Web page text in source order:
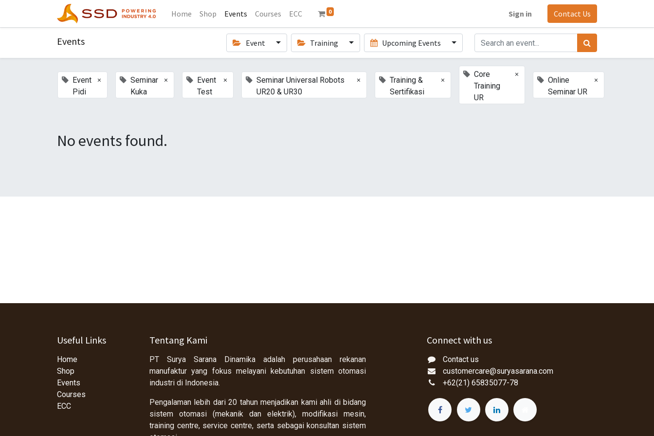
Home Shop Events Courses ECC 0 Sign in Contact Us
Events Event Training Upcoming Events
Event
Pidi
×
Seminar
Kuka
×
Event
Test
×
Seminar Universal Robots
UR20 & UR30
×
Training &
Sertifikasi
×
Core
Training
UR
×
Online
Seminar UR
×
No events found.
Useful Links
Home
Shop
Events
Courses
ECC
Tentang Kami
PT Surya Sarana Dinamika adalah perusahaan rekanan
manufaktur yang fokus melayani kebutuhan sistem otomasi
industri di Indonesia.
Pengalaman lebih dari 20 tahun menjadikan kami ahli di bidang
sistem otomasi (mekanik dan elektrik), modifikasi mesin,
training centre, service centre, serta sebagai konsultan sistem
Connect with us
Contact us
customercare@suryasarana.com
+62(21) 65835077-78